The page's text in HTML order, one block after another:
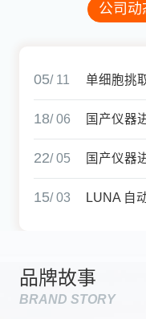
公司动
05/ 11 单细胞挑
学成功举
18/ 06 国产仪器
满结束
22/ 05 国产仪器
15/ 03 LUNA 自
品牌故事
BRAND STORY